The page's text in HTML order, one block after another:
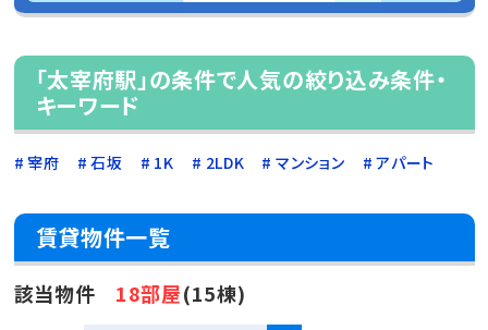
「太宰府駅」の条件で人気の絞り込み条件・
キーワード
宰府 石坂 1K 2LDK マンション アパート
賃貸物件一覧
該当物件 18部屋(15棟)